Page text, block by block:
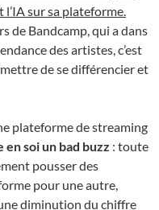
sur sa plateforme.
de Bandcamp, qui a dans
des artistes, c’est
de se différencier et
plateforme de streaming
en soi un bad buzz : toute
pousser des
pour une autre,
diminution du chiffre